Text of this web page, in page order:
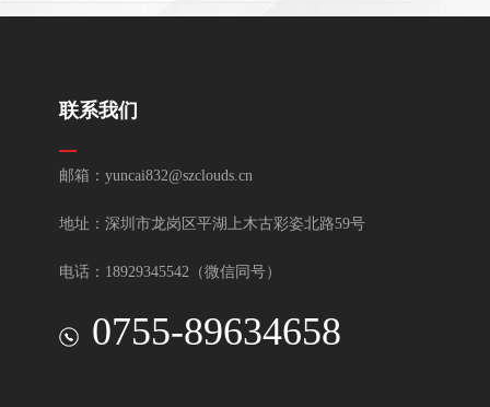
联系我们
邮箱：yuncai832@szclouds.cn
地址：深圳市龙岗区平湖上木古彩姿北路59号
电话：18929345542（微信同号）
0755-89634658